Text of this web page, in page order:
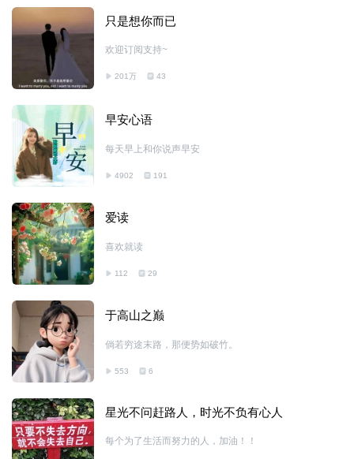
只是想你而已
欢迎订阅支持~
201万 43
早安心语
每天早上和你说声早安
4902 191
爱读
喜欢就读
112 29
于高山之巅
倘若穷途末路，那便势如破竹。
553 6
星光不问赶路人，时光不负有心人
每个为了生活而努力的人，加油！！